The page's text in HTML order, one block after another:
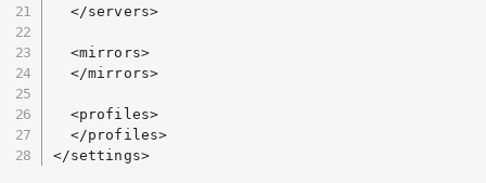
  </servers>
  <mirrors>
  </mirrors>
  <profiles>
  </profiles>
</settings>